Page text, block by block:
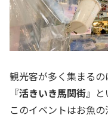
観光客が多く集まるの
『活きいき馬関街』
このイベントはお魚